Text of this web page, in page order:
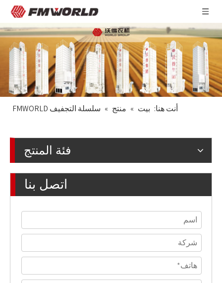
أنت هنا: بيت » منتج » سلسلة التجفيف FMWORLD
فئة المنتج
اتصل بنا